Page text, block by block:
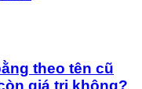
theo tên cũ
giá trị không?